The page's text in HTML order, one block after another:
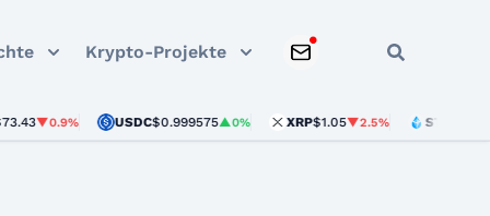
Krypto-Projekte
USDC$0.999575▲0% XRP $1.05▼2.5% STETH$1,895.53